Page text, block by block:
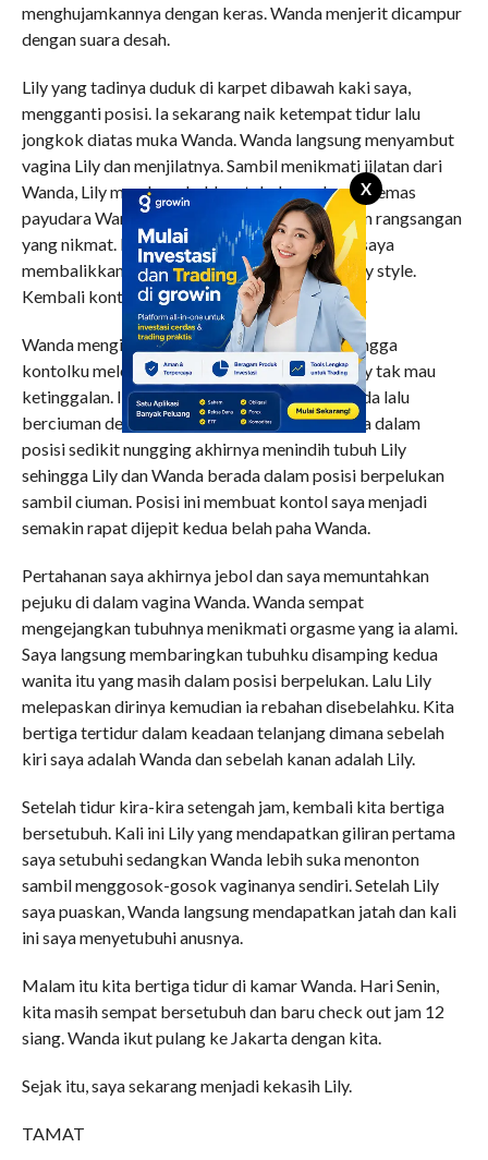
X
menghujamkannya dengan keras. Wanda menjerit dicampur
dengan suara desah.
Lily yang tadinya duduk di karpet dibawah kaki saya,
mengganti posisi. Ia sekarang naik ketempat tidur lalu
jongkok diatas muka Wanda. Wanda langsung menyambut
vagina Lily dan menjilatnya. Sambil menikmati jilatan dari
Wanda, Lily membungkukkan tubuhnya dan meremas
payudara Wanda. Keduanya saling memberikan rangsangan
yang nikmat. Bosan dengan posisi missionary, saya
membalikkan tubuh Wanda dalam posisi doggy style.
Kembali kontolku mengisi liang vagina Wanda.
Wanda mengikuti irama gerakan tubuhku sehingga
kontolku melesak lebih dalam di vaginanya. Lily tak mau
ketinggalan. Ia beringsut kebawah tubuh Wanda lalu
berciuman dengan Wanda. Wanda yang tadinya dalam
posisi sedikit nungging akhirnya menindih tubuh Lily
sehingga Lily dan Wanda berada dalam posisi berpelukan
sambil ciuman. Posisi ini membuat kontol saya menjadi
semakin rapat dijepit kedua belah paha Wanda.
Pertahanan saya akhirnya jebol dan saya memuntahkan
pejuku di dalam vagina Wanda. Wanda sempat
mengejangkan tubuhnya menikmati orgasme yang ia alami.
Saya langsung membaringkan tubuhku disamping kedua
wanita itu yang masih dalam posisi berpelukan. Lalu Lily
melepaskan dirinya kemudian ia rebahan disebelahku. Kita
bertiga tertidur dalam keadaan telanjang dimana sebelah
kiri saya adalah Wanda dan sebelah kanan adalah Lily.
Setelah tidur kira-kira setengah jam, kembali kita bertiga
bersetubuh. Kali ini Lily yang mendapatkan giliran pertama
saya setubuhi sedangkan Wanda lebih suka menonton
sambil menggosok-gosok vaginanya sendiri. Setelah Lily
saya puaskan, Wanda langsung mendapatkan jatah dan kali
ini saya menyetubuhi anusnya.
Malam itu kita bertiga tidur di kamar Wanda. Hari Senin,
kita masih sempat bersetubuh dan baru check out jam 12
siang. Wanda ikut pulang ke Jakarta dengan kita.
Sejak itu, saya sekarang menjadi kekasih Lily.
TAMAT